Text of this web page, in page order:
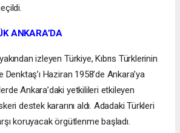
ANKARA’DA
izleyen Türkiye, Kıbrıs Türklerinin
Haziran 1958’de Ankara’ya
Ankara’daki yetkilileri etkileyen
destek kararını aldı. Adadaki Türkleri
koruyacak örgütlenme başladı.